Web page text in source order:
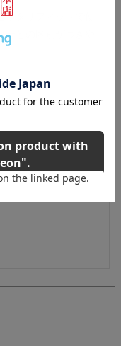
ッタリフィットで使
ーとの区別がつきや